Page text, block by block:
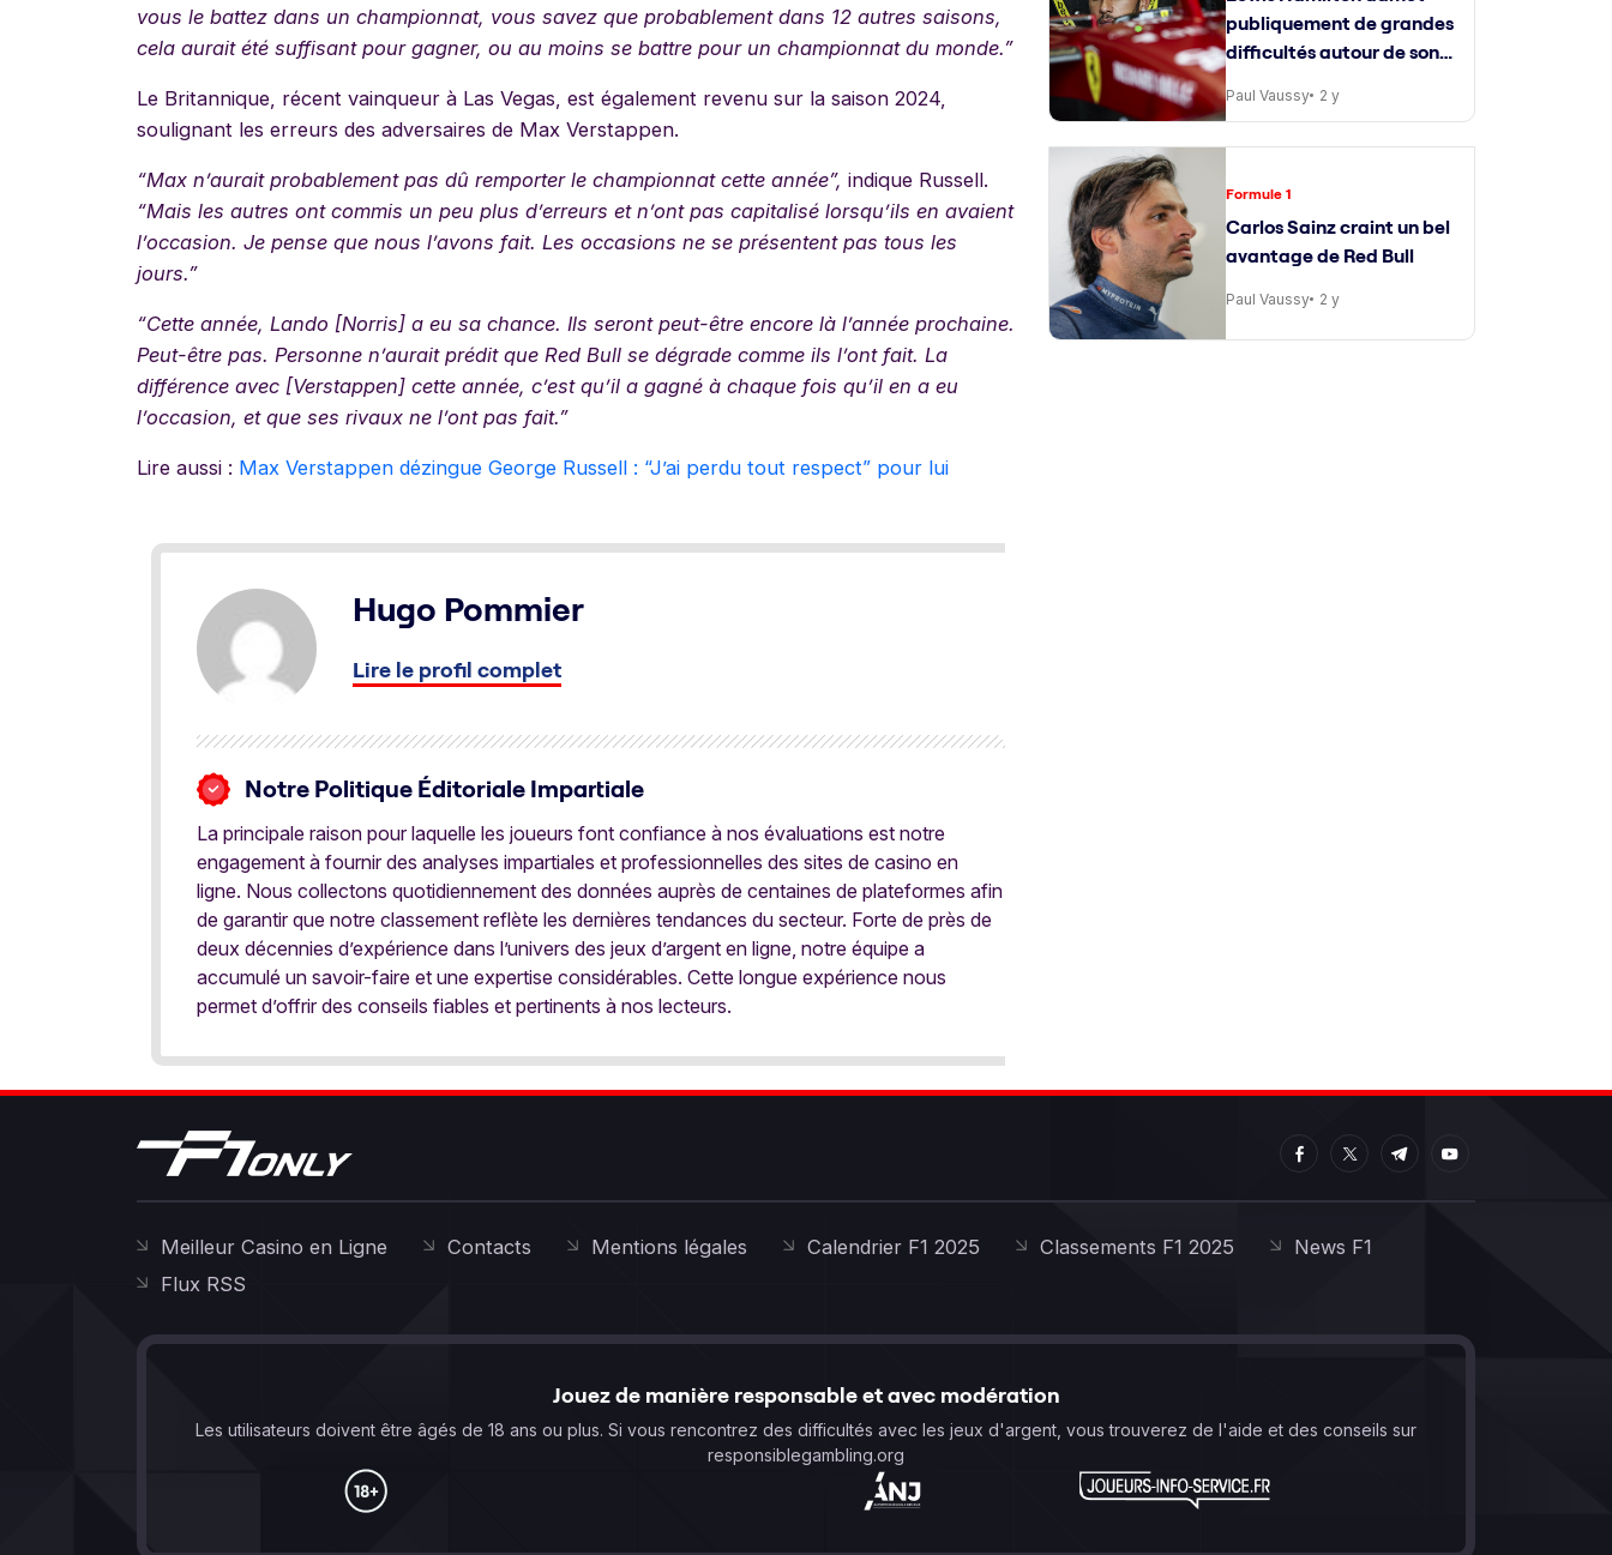
vous le battez dans un championnat, vous savez que probablement dans 12 autres saisons,
cela aurait été suffisant pour gagner, ou au moins se battre pour un championnat du monde.”
Le Britannique, récent vainqueur à Las Vegas, est également revenu sur la saison 2024,
soulignant les erreurs des adversaires de Max Verstappen.
“Max n’aurait probablement pas dû remporter le championnat cette année”, indique Russell.
“Mais les autres ont commis un peu plus d’erreurs et n’ont pas capitalisé lorsqu’ils en avaient
l’occasion. Je pense que nous l’avons fait. Les occasions ne se présentent pas tous les
jours.”
“Cette année, Lando [Norris] a eu sa chance. Ils seront peut-être encore là l’année prochaine.
Peut-être pas. Personne n’aurait prédit que Red Bull se dégrade comme ils l’ont fait. La
différence avec [Verstappen] cette année, c’est qu’il a gagné à chaque fois qu’il en a eu
l’occasion, et que ses rivaux ne l’ont pas fait.”
Lire aussi : Max Verstappen dézingue George Russell : “J’ai perdu tout respect” pour lui
Hugo Pommier
Lire le profil complet
Notre Politique Éditoriale Impartiale
La principale raison pour laquelle les joueurs font confiance à nos évaluations est notre
engagement à fournir des analyses impartiales et professionnelles des sites de casino en
ligne. Nous collectons quotidiennement des données auprès de centaines de plateformes afin
de garantir que notre classement reflète les dernières tendances du secteur. Forte de près de
deux décennies d’expérience dans l’univers des jeux d’argent en ligne, notre équipe a
accumulé un savoir-faire et une expertise considérables. Cette longue expérience nous
permet d’offrir des conseils fiables et pertinents à nos lecteurs.
publiquement de grandes
difficultés autour de son
ingénieur de course
Paul Vaussy 2 y
Formule 1
Carlos Sainz craint un bel
avantage de Red Bull
Paul Vaussy 2 y
Meilleur Casino en Ligne Contacts Mentions légales Calendrier F1 2025 Classements F1 2025
News F1
Flux RSS
Jouez de manière responsable et avec modération
Les utilisateurs doivent être âgés de 18 ans ou plus. Si vous rencontrez des difficultés avec les jeux d'argent, vous trouverez de l'aide et des conseils sur
responsiblegambling.org